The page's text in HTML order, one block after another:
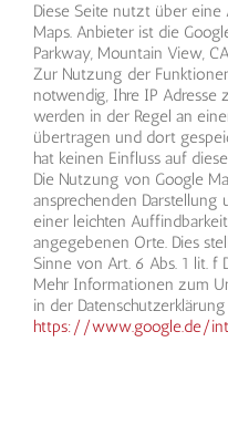
Diese Seite nutzt über
Maps. Anbieter ist die
Parkway, Mountain View,
Zur Nutzung der
notwendig, Ihre IP Adresse
werden in der Regel an
übertragen und dort
hat keinen Einfluss auf
Die Nutzung von Google
ansprechenden
einer leichten
angegebenen Orte. Dies
Sinne von Art. 6 Abs. 1 lit. f
Mehr Informationen zum
in der
https://www.google.de/